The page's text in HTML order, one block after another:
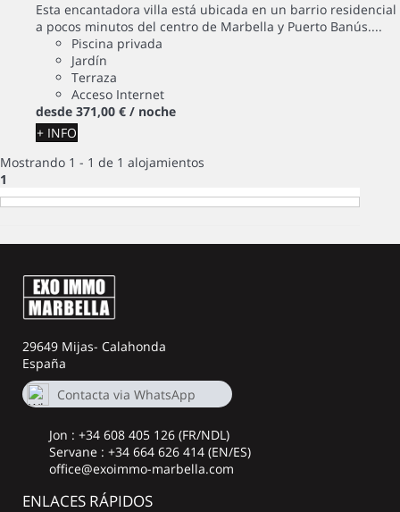
Esta encantadora villa está ubicada en un barrio residencial
a pocos minutos del centro de Marbella y Puerto Banús....
Piscina privada
Jardín
Terraza
Acceso Internet
desde 371,00 € / noche
+ INFO
Mostrando 1 - 1 de 1 alojamientos
1
29649 Mijas- Calahonda
España
Contacta via WhatsApp
Jon : +34 608 405 126 (FR/NDL)
Servane : +34 664 626 414 (EN/ES)
office@exoimmo-marbella.com
ENLACES RÁPIDOS